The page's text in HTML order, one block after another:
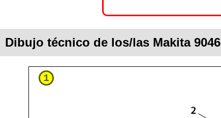
Dibujo técnico de los/las Makita 9046
1